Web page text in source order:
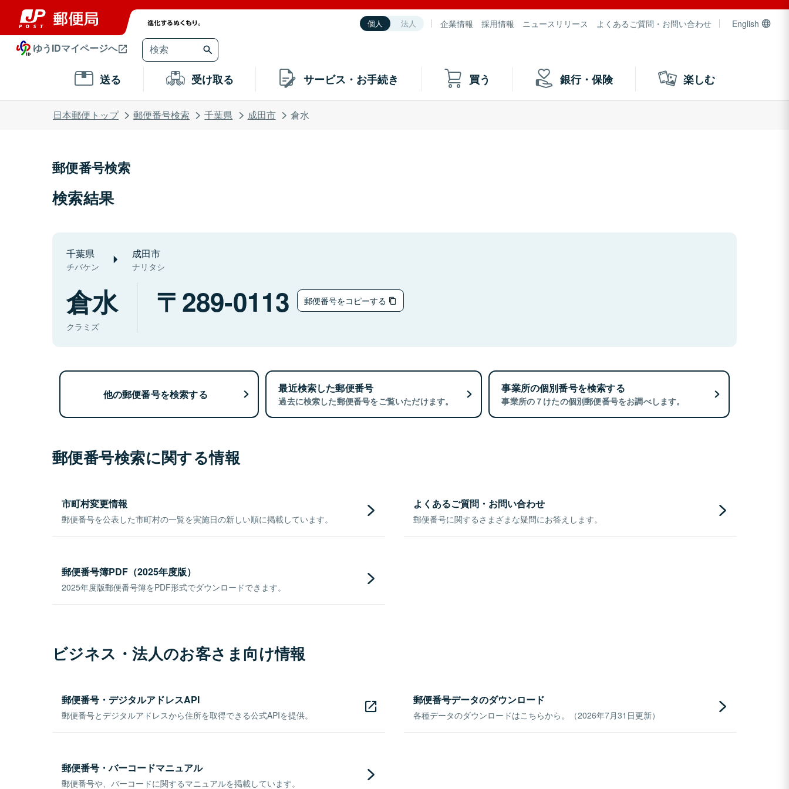
個人 法人 企業情報 採用情報 ニュースリリース よくあるご質問・お問い合わせ English
ゆうIDマイページへ
送る 受け取る サービス・お手続き 買う 銀行・保険 楽しむ
日本郵便トップ 郵便番号検索 千葉県 成田市 倉水
郵便番号検索
検索結果
千葉県
チバケン
成田市
ナリタシ
倉水
クラミズ
289-0113 郵便番号をコピーする
他の郵便番号を検索する 最近検索した郵便番号
過去に検索した郵便番号をご覧いただけます。
事業所の個別番号を検索する
事業所の７けたの個別郵便番号をお調べします。
郵便番号検索に関する情報
市町村変更情報
郵便番号を公表した市町村の一覧を実施日の新しい順に掲載しています。
よくあるご質問・お問い合わせ
郵便番号に関するさまざまな疑問にお答えします。
郵便番号簿PDF（2025年度版）
2025年度版郵便番号簿をPDF形式でダウンロードできます。
ビジネス・法人のお客さま向け情報
郵便番号・デジタルアドレスAPI
郵便番号とデジタルアドレスから住所を取得できる公式APIを提供。
郵便番号データのダウンロード
各種データのダウンロードはこちらから。（2026年7月31日更新）
郵便番号・バーコードマニュアル
郵便番号や、バーコードに関するマニュアルを掲載しています。